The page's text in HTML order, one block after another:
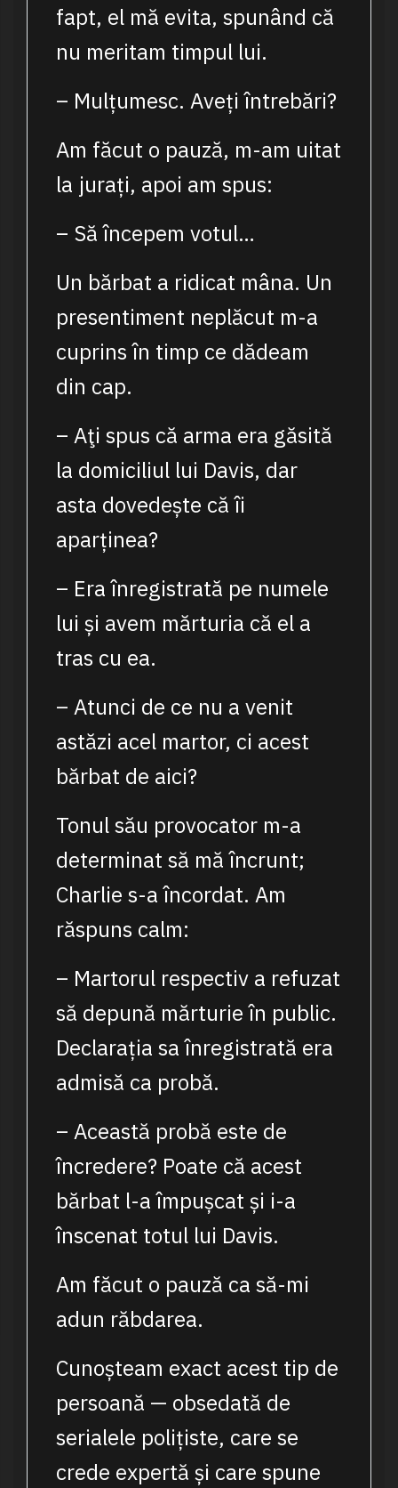
fapt, el mă evita, spunând că
nu meritam timpul lui.
– Mulțumesc. Aveți întrebări?
Am făcut o pauză, m-am uitat
la jurați, apoi am spus:
– Să începem votul…
Un bărbat a ridicat mâna. Un
presentiment neplăcut m-a
cuprins în timp ce dădeam
din cap.
– Aţi spus că arma era găsită
la domiciliul lui Davis, dar
asta dovedește că îi
aparținea?
– Era înregistrată pe numele
lui și avem mărturia că el a
tras cu ea.
– Atunci de ce nu a venit
astăzi acel martor, ci acest
bărbat de aici?
Tonul său provocator m-a
determinat să mă încrunt;
Charlie s-a încordat. Am
răspuns calm:
– Martorul respectiv a refuzat
să depună mărturie în public.
Declarația sa înregistrată era
admisă ca probă.
– Această probă este de
încredere? Poate că acest
bărbat l-a împușcat și i-a
înscenat totul lui Davis.
Am făcut o pauză ca să-mi
adun răbdarea.
Cunoșteam exact acest tip de
persoană — obsedată de
serialele polițiste, care se
crede expertă și care spune